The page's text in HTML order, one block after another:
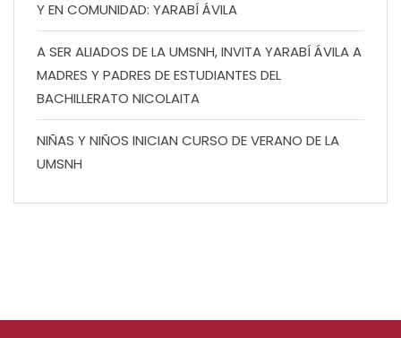
Y EN COMUNIDAD: YARABÍ ÁVILA
A SER ALIADOS DE LA UMSNH, INVITA YARABÍ ÁVILA A
MADRES Y PADRES DE ESTUDIANTES DEL
BACHILLERATO NICOLAITA
NIÑAS Y NIÑOS INICIAN CURSO DE VERANO DE LA
UMSNH